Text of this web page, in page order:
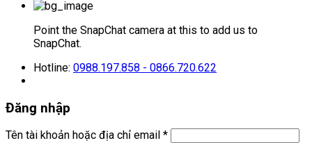
Point the SnapChat camera at this to add us to
SnapChat.
Hotline: 0988.197.858 - 0866.720.622
Đăng nhập
Tên tài khoản hoặc địa chỉ email *